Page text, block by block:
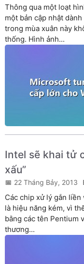
Thông qua một loạt
một bản cập nhật
trong mùa xuân này
thống. Hình ảnh...
Intel sẽ khai tử
xấu”
22 Tháng Bảy, 2013
Các chip xử lý gắn
là hiệu năng kém, vì
bằng các tên Pentium
thương...